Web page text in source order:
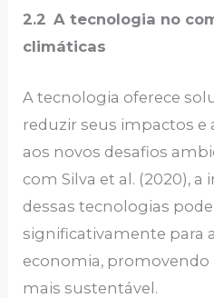
2.2 A tecnologia no
climáticas
A tecnologia oferece
reduzir seus impactos e
aos novos desafios
com Silva et al. (2020),
dessas tecnologias
significativamente para
economia,
mais sustentável.